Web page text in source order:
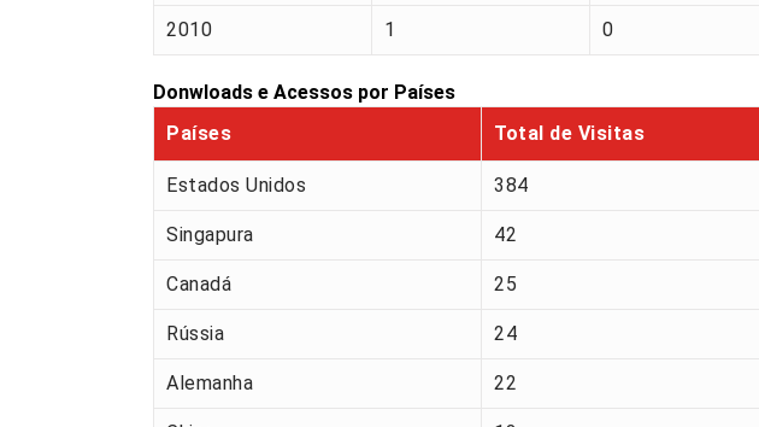
2010 1 0
Donwloads e Acessos por Países
Países
Total de Visitas
Estados Unidos 384
Singapura 42
Canadá 25
Rússia 24
Alemanha 22